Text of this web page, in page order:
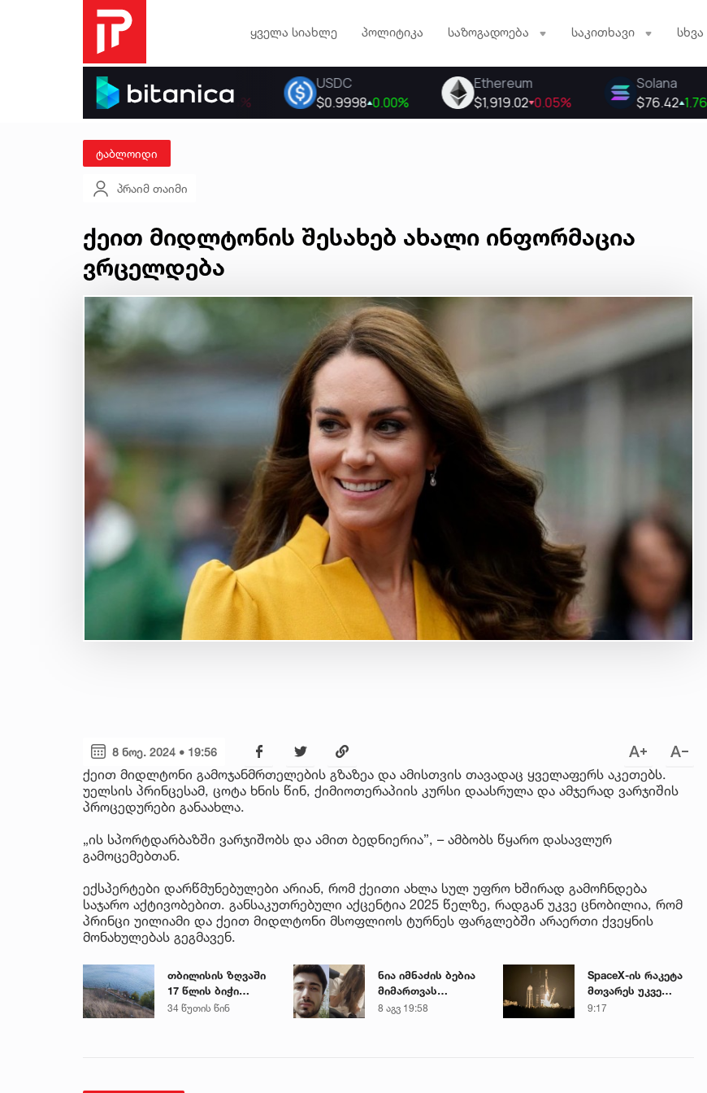
ყველა სიახლე პოლიტიკა საზოგადოება საკითხავი სხვა
ტაბლოიდი
პრაიმ თაიმი
ქეით მიდლტონის შესახებ ახალი ინფორმაცია
ვრცელდება
8 ნოე. 2024 • 19:56
ქეით მიდლტონი გამოჯანმრთელების გზაზეა და ამისთვის თავადაც ყველაფერს აკეთებს.
უელსის პრინცესამ, ცოტა ხნის წინ, ქიმიოთერაპიის კურსი დაასრულა და ამჯერად ვარჯიშის
პროცედურები განაახლა.
„ის სპორტდარბაზში ვარჯიშობს და ამით ბედნიერია”, – ამბობს წყარო დასავლურ
გამოცემებთან.
ექსპერტები დარწმუნებულები არიან, რომ ქეითი ახლა სულ უფრო ხშირად გამოჩნდება
საჯარო აქტივობებით. განსაკუთრებული აქცენტია 2025 წელზე, რადგან უკვე ცნობილია, რომ
პრინცი უილიამი და ქეით მიდლტონი მსოფლიოს ტურნეს ფარგლებში არაერთი ქვეყნის
მონახულებას გეგმავენ.
თბილისის ზღვაში
17 წლის ბიჭი
დაიხრჩო
34 წუთის წინ
ნია იმნაძის ბებია
მიმართვას
ავრცელებს
8 აგვ 19:58
SpaceX-ის რაკეტა
მთვარეს უკვე
შეეჯახა - პირველი
9:17